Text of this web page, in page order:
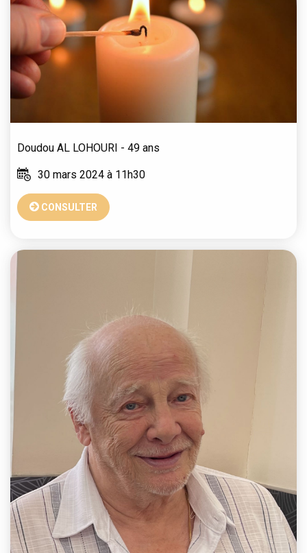
Doudou AL LOHOURI - 49 ans
30 mars 2024 à 11h30
CONSULTER